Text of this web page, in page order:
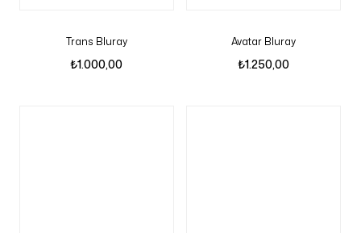
Trans Bluray
₺1.000,00
Avatar Bluray
₺1.250,00